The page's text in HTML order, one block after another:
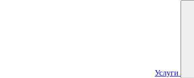
Услуги